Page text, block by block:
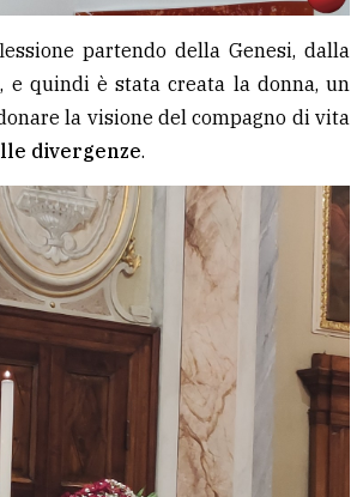
partendo della Genesi, dalla
e quindi è stata creata la donna, un
la visione del compagno di vita
divergenze.